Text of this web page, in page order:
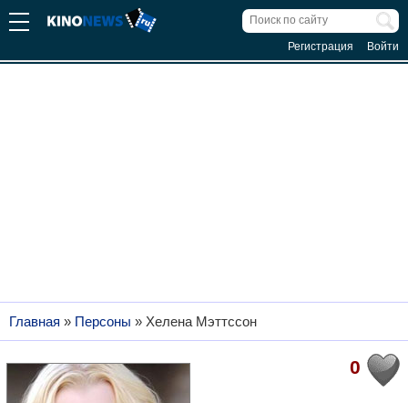
Регистрация Войти
Главная » Персоны » Хелена Мэттссон
0